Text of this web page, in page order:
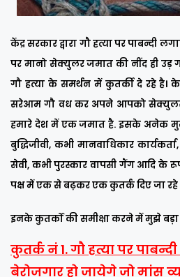
केंद्र सरकार द्वारा गौ हत्या पर पाबन्दी
पर मानो सेक्युलर जमात की नींद ही
गौ हत्या के समर्थन में कुतर्की दे रहे
सरेआम गौ वध कर अपने आपको सेक्युलर
हमारे देश में एक जमात है. इसके अनेक
बुद्धिजीवी, कभी मानवाधिकार
सेवी, कभी पुरस्कार वापसी गैंग आदि के
पक्ष में एक से बढ़कर एक कुतर्क दिए जा रहे
इनके कुतर्कों की समीक्षा करने में मुझे
कुतर्क नं 1. गौ हत्या पर
बेरोजगार हो जायेगे जो मांस